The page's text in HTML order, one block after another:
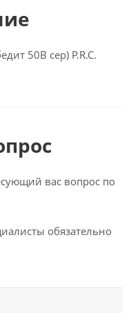
50В сер) P.R.C.
вас вопрос по
обязательно